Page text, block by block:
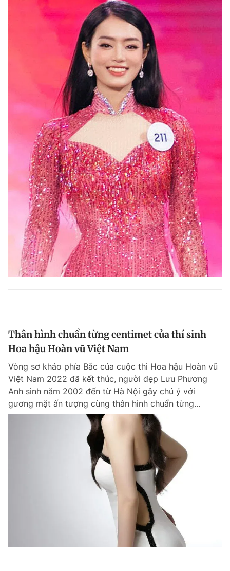
Thân hình chuẩn từng centimet của thí sinh
Hoa hậu Hoàn vũ Việt Nam
Vòng sơ khảo phía Bắc của cuộc thi Hoa hậu Hoàn vũ
Việt Nam 2022 đã kết thúc, người đẹp Lưu Phương
Anh sinh năm 2002 đến từ Hà Nội gây chú ý với
gương mặt ấn tượng cùng thân hình chuẩn từng...